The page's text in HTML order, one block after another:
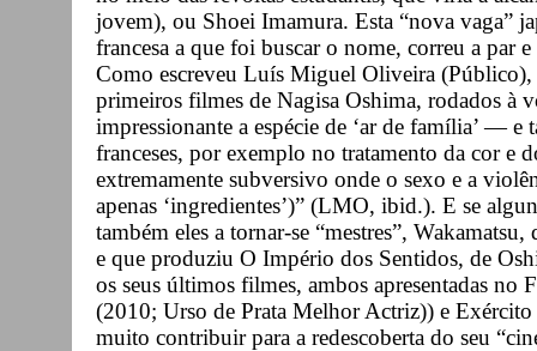
jovem), ou Shoei Imamura. Esta “nova vaga”
francesa a que foi buscar o nome, correu a par
Como escreveu Luís Miguel Oliveira (Público),
primeiros filmes de Nagisa Oshima, rodados à
impressionante a espécie de ‘ar de família’ — e
franceses, por exemplo no tratamento da cor e
extremamente subversivo onde o sexo e a
apenas ‘ingredientes’)” (LMO, ibid.). E se
também eles a tornar-se “mestres”,
e que produziu O Império dos Sentidos, de
os seus últimos filmes, ambos apresentadas
(2010; Urso de Prata Melhor Actriz)) e
muito contribuir para a redescoberta do seu